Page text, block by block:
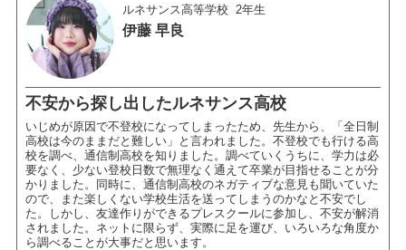
ルネサンス高等学校 2年生
伊藤 早良
不安から探し出したルネサンス高校
いじめが原因で不登校になってしまったため、先生から、「全日制
高校は今のままだと難しい」と言われました。不登校でも行ける高
校を調べ、通信制高校を知りました。調べていくうちに、学力は必
要なく、少ない登校日数で無理なく通えて卒業が目指せることが分
かりました。同時に、通信制高校のネガティブな意見も聞いていた
ので、また楽しくない学校生活を送ってしまうのかなと不安でし
た。しかし、友達作りができるプレスクールに参加し、不安が解消
されました。ネットに限らず、実際に足を運び、いろいろな角度か
ら調べることが大事だと思います。